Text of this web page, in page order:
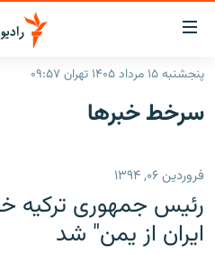
لینک‌های
قابلیت
دسترسی
بازگشت
اصلی
رفتن
صفحه
ایران
رادیو
انتخاب کنید و بشنوید
پادکست
پنجشنبه ۱۵ مرداد ۱۴۰۵ تهران ۰۹:۵۷
سرخط‌ خبرها
فروردین ۰۶, ۱۳۹۴
رئيس جمهوری ترکيه
ايران از يمن" شد